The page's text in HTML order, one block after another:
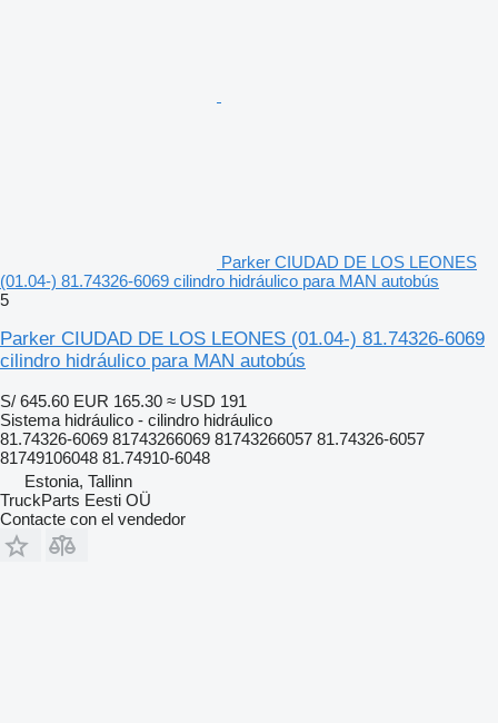
Parker CIUDAD DE LOS LEONES
(01.04-) 81.74326-6069 cilindro hidráulico para MAN autobús
5
Parker CIUDAD DE LOS LEONES (01.04-) 81.74326-6069
cilindro hidráulico para MAN autobús
S/ 645.60 EUR 165.30 ≈ USD 191
Sistema hidráulico - cilindro hidráulico
81.74326-6069 81743266069 81743266057 81.74326-6057
81749106048 81.74910-6048
Estonia, Tallinn
TruckParts Eesti OÜ
Contacte con el vendedor